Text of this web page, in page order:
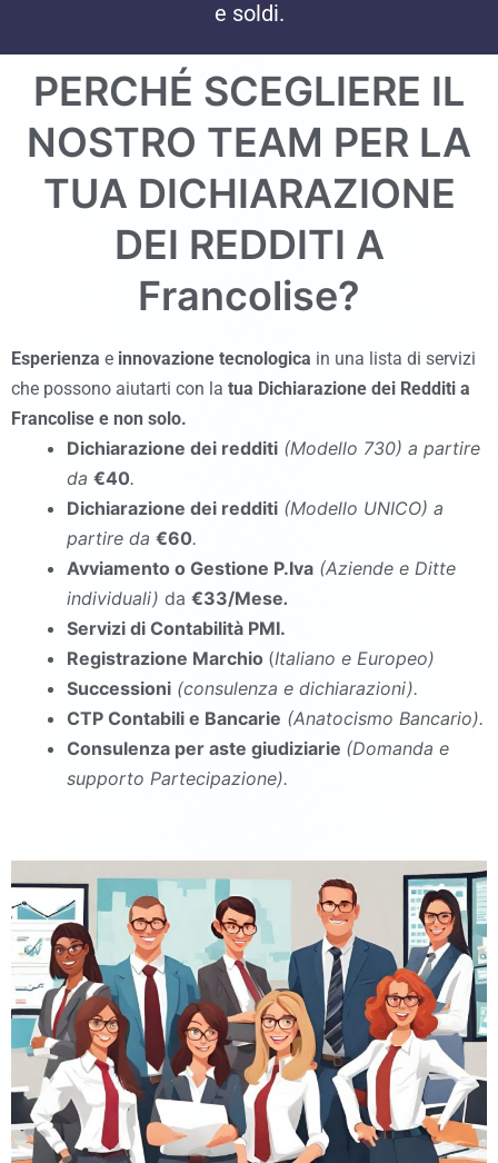
e soldi.
PERCHÉ SCEGLIERE IL
NOSTRO TEAM PER LA
TUA DICHIARAZIONE
DEI REDDITI A
Francolise?
Esperienza e innovazione tecnologica in una lista di servizi
che possono aiutarti con la tua Dichiarazione dei Redditi a
Francolise e non solo.
Dichiarazione dei redditi (Modello 730) a partire
da €40.
Dichiarazione dei redditi (Modello UNICO) a
partire da €60.
Avviamento o Gestione P.Iva (Aziende e Ditte
individuali) da €33/Mese.
Servizi di Contabilità PMI.
Registrazione Marchio (Italiano e Europeo)
Successioni (consulenza e dichiarazioni).
CTP Contabili e Bancarie (Anatocismo Bancario).
Consulenza per aste giudiziarie (Domanda e
supporto Partecipazione).